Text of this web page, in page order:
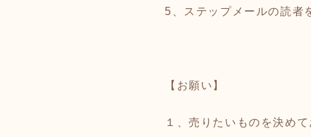
5、ステップメールの読者
【お願い】
１、売りたいものを決め